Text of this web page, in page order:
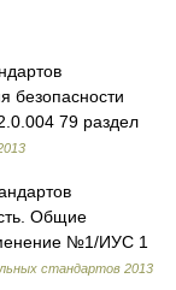
безопасности
79 раздел
Общие
№1/ИУС 1
стандартов 2013